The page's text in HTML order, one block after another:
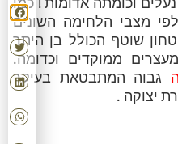
מצבי הלחימה השונים
שוטף הכולל בן היתר
ממוקדים וכדומה.
גבוה המתבטאת בעיקר
יצוקה .